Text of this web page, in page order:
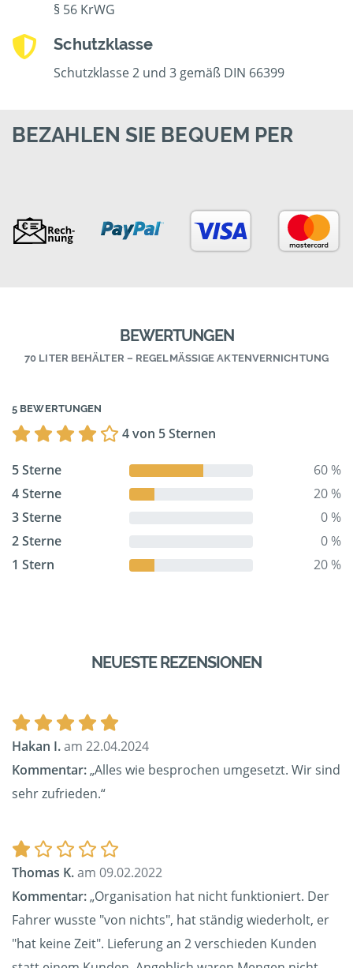
§ 56 KrWG
Schutzklasse
Schutzklasse 2 und 3 gemäß DIN 66399
BEZAHLEN SIE BEQUEM PER
BEWERTUNGEN
70 LITER BEHÄLTER – REGELMÄSSIGE AKTENVERNICHTUNG
5 BEWERTUNGEN
4 von 5 Sternen
5 Sterne
60 %
4 Sterne
20 %
3 Sterne
0 %
2 Sterne
0 %
1 Stern
20 %
NEUESTE REZENSIONEN
Hakan I.am 22.04.2024
Kommentar:„Alles wie besprochen umgesetzt. Wir sind
sehr zufrieden.“
Thomas K.am 09.02.2022
Kommentar:„Organisation hat nicht funktioniert. Der
Fahrer wusste "von nichts", hat ständig wiederholt, er
"hat keine Zeit". Lieferung an 2 verschieden Kunden